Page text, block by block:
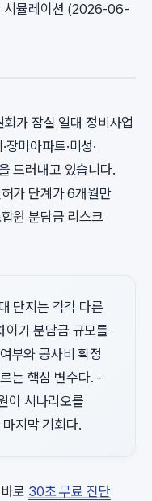
시뮬레이션 (2026-06-
가 잠실 일대 정비사업
미아파트·미성·
드러내고 있습니다.
가 단계가 6개월만
원 분담금 리스크
단지는 각각 다른
이가 분담금 규모를
부와 공사비 확정
는 핵심 변수다. -
이 시나리오를
지막 기회다.
로 30초 무료 진단